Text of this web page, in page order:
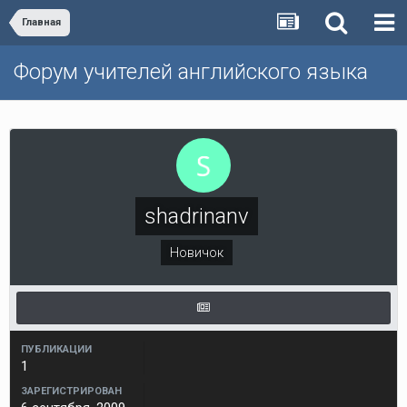
Главная
Форум учителей английского языка
shadrinanv
Новичок
ПУБЛИКАЦИИ
1
ЗАРЕГИСТРИРОВАН